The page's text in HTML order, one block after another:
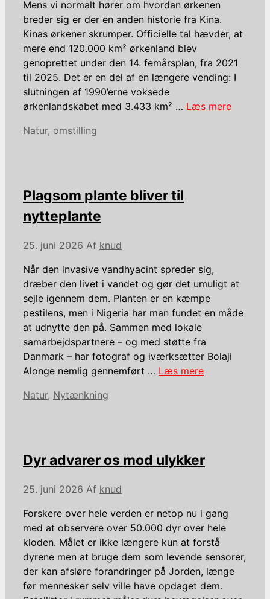
Mens vi normalt hører om hvordan ørkenen
breder sig er der en anden historie fra Kina.
Kinas ørkener skrumper. Officielle tal hævder, at
mere end 120.000 km² ørkenland blev
genoprettet under den 14. femårsplan, fra 2021
til 2025. Det er en del af en længere vending: I
slutningen af ​​1990’erne voksede
ørkenlandskabet med 3.433 km² … Læs mere
Kategorier
Natur, omstilling
Plagsom plante bliver til
nytteplante
25. juni 2026 Af knud
Når den invasive vandhyacint spreder sig,
dræber den livet i vandet og gør det umuligt at
sejle igennem dem. Planten er en kæmpe
pestilens, men i Nigeria har man fundet en måde
at udnytte den på. Sammen med lokale
samarbejdspartnere – og med støtte fra
Danmark – har fotograf og iværksætter Bolaji
Alonge nemlig gennemført … Læs mere
Kategorier
Natur, Nytænkning
Dyr advarer os mod ulykker
25. juni 2026 Af knud
Forskere over hele verden er netop nu i gang
med at observere over 50.000 dyr over hele
kloden. Målet er ikke længere kun at forstå
dyrene men at bruge dem som levende sensorer,
der kan afsløre forandringer på Jorden, længe
før mennesker selv ville have opdaget dem.